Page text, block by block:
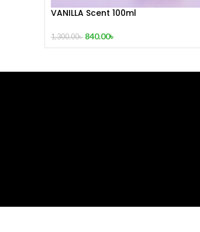
VANILLA Scent 100ml
1,300.00৳ 840.00৳